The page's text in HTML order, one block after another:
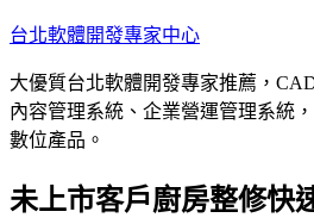
跳
主
要
內
台北軟體開發專家中心
大優質台北軟體開發專家推薦，
內容管理系統、企業營運管理系統
數位產品。
未上市客戶廚房整修快